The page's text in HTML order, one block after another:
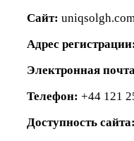
Сайт:
Адрес регистрации
Электронная
Телефон: +44 121
Доступность сайта: